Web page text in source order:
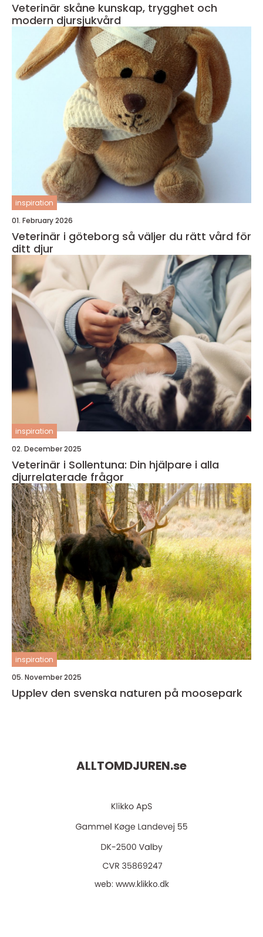
Veterinär skåne kunskap, trygghet och
modern djursjukvård
inspiration
01. February 2026
Veterinär i göteborg så väljer du rätt vård för
ditt djur
inspiration
02. December 2025
Veterinär i Sollentuna: Din hjälpare i alla
djurrelaterade frågor
inspiration
05. November 2025
Upplev den svenska naturen på moosepark
ALLTOMDJUREN.se
web: www.klikko.dk